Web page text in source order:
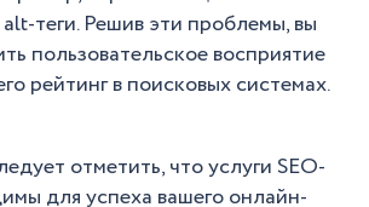
теги. Решив эти проблемы, вы
пользовательское восприятие
рейтинг в поисковых системах.
отметить, что услуги SEO-
для успеха вашего онлайн-